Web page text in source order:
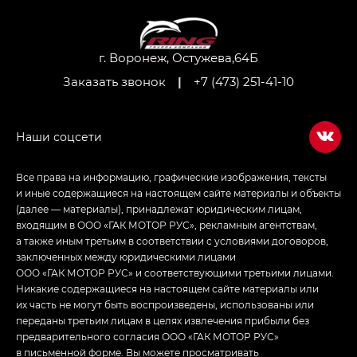
Джи Ти — GT, Джи Икс — GX,
Джи Икс ПРЕМИУМ — GX PREMIUM, ЛАУНЖ —
Empow — Эмпау (Empow) в комплектации
г. Воронеж, Остужева,64Б
Заказать звонок
| +7 (473) 251-41-10
Все права на информацию, графические изображения, тексты
и иные содержащиеся на настоящем сайте материалы и объекты
(далее — материалы), принадлежат юридическим лицам,
входящим в ООО «ГАК МОТОР РУС», рекламным агентствам,
а также иным третьим в соответствии с условиями договоров,
заключенных между юридическими лицами
ООО «ГАК МОТОР РУС» и соответствующими третьими лицами.
Никакие содержащиеся на настоящем сайте материалы или
их часть не могут быть воспроизведены, использованы или
переданы третьим лицам в целях извлечения прибыли без
предварительного согласия ООО «ГАК МОТОР РУС»
в письменной форме. Вы можете просматривать